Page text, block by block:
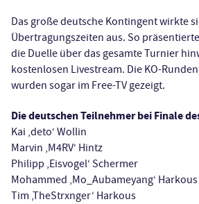
Das große deutsche Kontingent wirkte
Übertragungszeiten aus. So
die Duelle über das gesamte Turnier
kostenlosen Livestream. Die KO-
wurden sogar im Free-TV gezeigt.
Die deutschen Teilnehmer bei Finale
Kai ‚deto‘ Wollin
Marvin ‚M4RV‘ Hintz
Philipp ‚Eisvogel‘ Schermer
Mohammed ‚Mo_Aubameyang‘ Harkous
Tim ‚TheStrxnger‘ Harkous